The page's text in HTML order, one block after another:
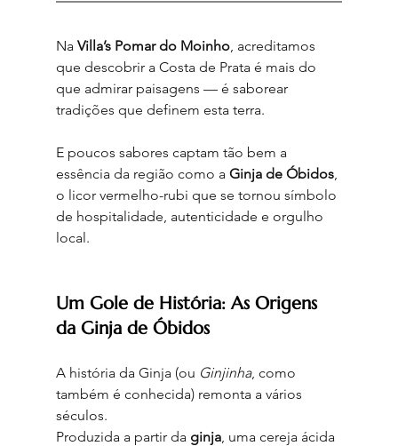
Na Villa’s Pomar do Moinho, acreditamos
que descobrir a Costa de Prata é mais do
que admirar paisagens — é saborear
tradições que definem esta terra.
E poucos sabores captam tão bem a
essência da região como a Ginja de Óbidos,
o licor vermelho-rubi que se tornou símbolo
de hospitalidade, autenticidade e orgulho
local.
Um Gole de História: As Origens
da Ginja de Óbidos
A história da Ginja (ou Ginjinha, como
também é conhecida) remonta a vários
séculos.
Produzida a partir da ginja, uma cereja ácida